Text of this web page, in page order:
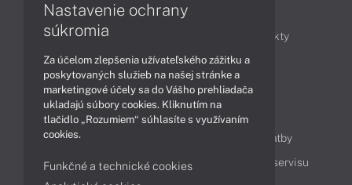
Články
Obchodné informácie
Produkty
Technológie
Videá
Obsah
Ako nakupovať
Možnosti doručenia a platby
Podpora a servis
Servisné služby Cenník servisu
Nastavenie ochrany
súkromia
Za účelom zlepšenia užívateľského zážitku a
poskytovaných služieb na našej stránke a
marketingové účely sa do Vášho prehliadača
ukladajú súbory cookies. Kliknutím na
tlačidlo „Rozumiem“ súhlasíte s využívaním
cookies.
Funkčné a technické cookies